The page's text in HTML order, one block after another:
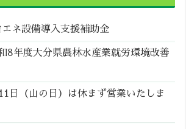
ネ設備導入支援補助金
8年度大分県農林水産業就労環境改善
日（山の日）は休まず営業いたしま